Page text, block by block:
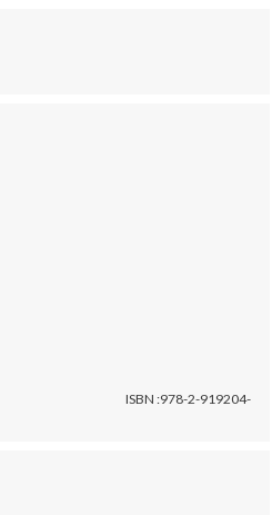
ISBN :978-2-919204-